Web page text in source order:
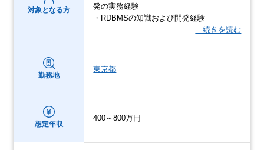
対象となる方
発の実務経験
・RDBMSの知識および開発経験
…続きを読む
勤務地
東京都
想定年収
400～800万円